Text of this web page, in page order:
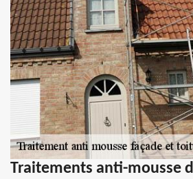
Traitements anti-mousse